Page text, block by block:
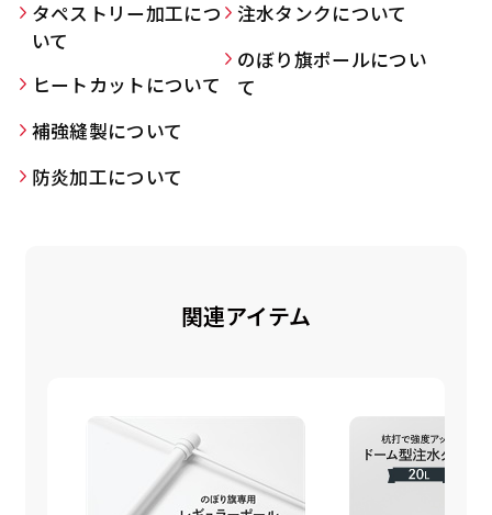
タペストリー加工につ
いて
ヒートカットについて
補強縫製について
防炎加工について
注水タンクについて
のぼり旗ポールについ
て
関連アイテム
Aバナー(60x180)
Aバナーは三角の形状を利用することでA面B面2
ールするもよし、両面同じデザインでアピールす
自由入力(180x60以内)
お好みのサイズで縦幕・横幕の作成が可能です。
幕の製作をお楽しみください
（※cm単位での指定でおねがいいたします。）
レギュラーのれん
(180x50)